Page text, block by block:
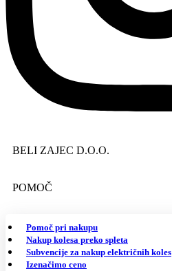
BELI ZAJEC D.O.O.
POMOČ
Pomoč pri nakupu
Nakup kolesa preko spleta
Subvencije za nakup električnih koles
Izenačimo ceno